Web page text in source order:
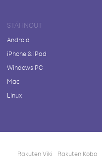
STÁHNOUT
Android
iPhone & iPad
Windows PC
Mac
Linux
Rakuten Viki Rakuten Kobo